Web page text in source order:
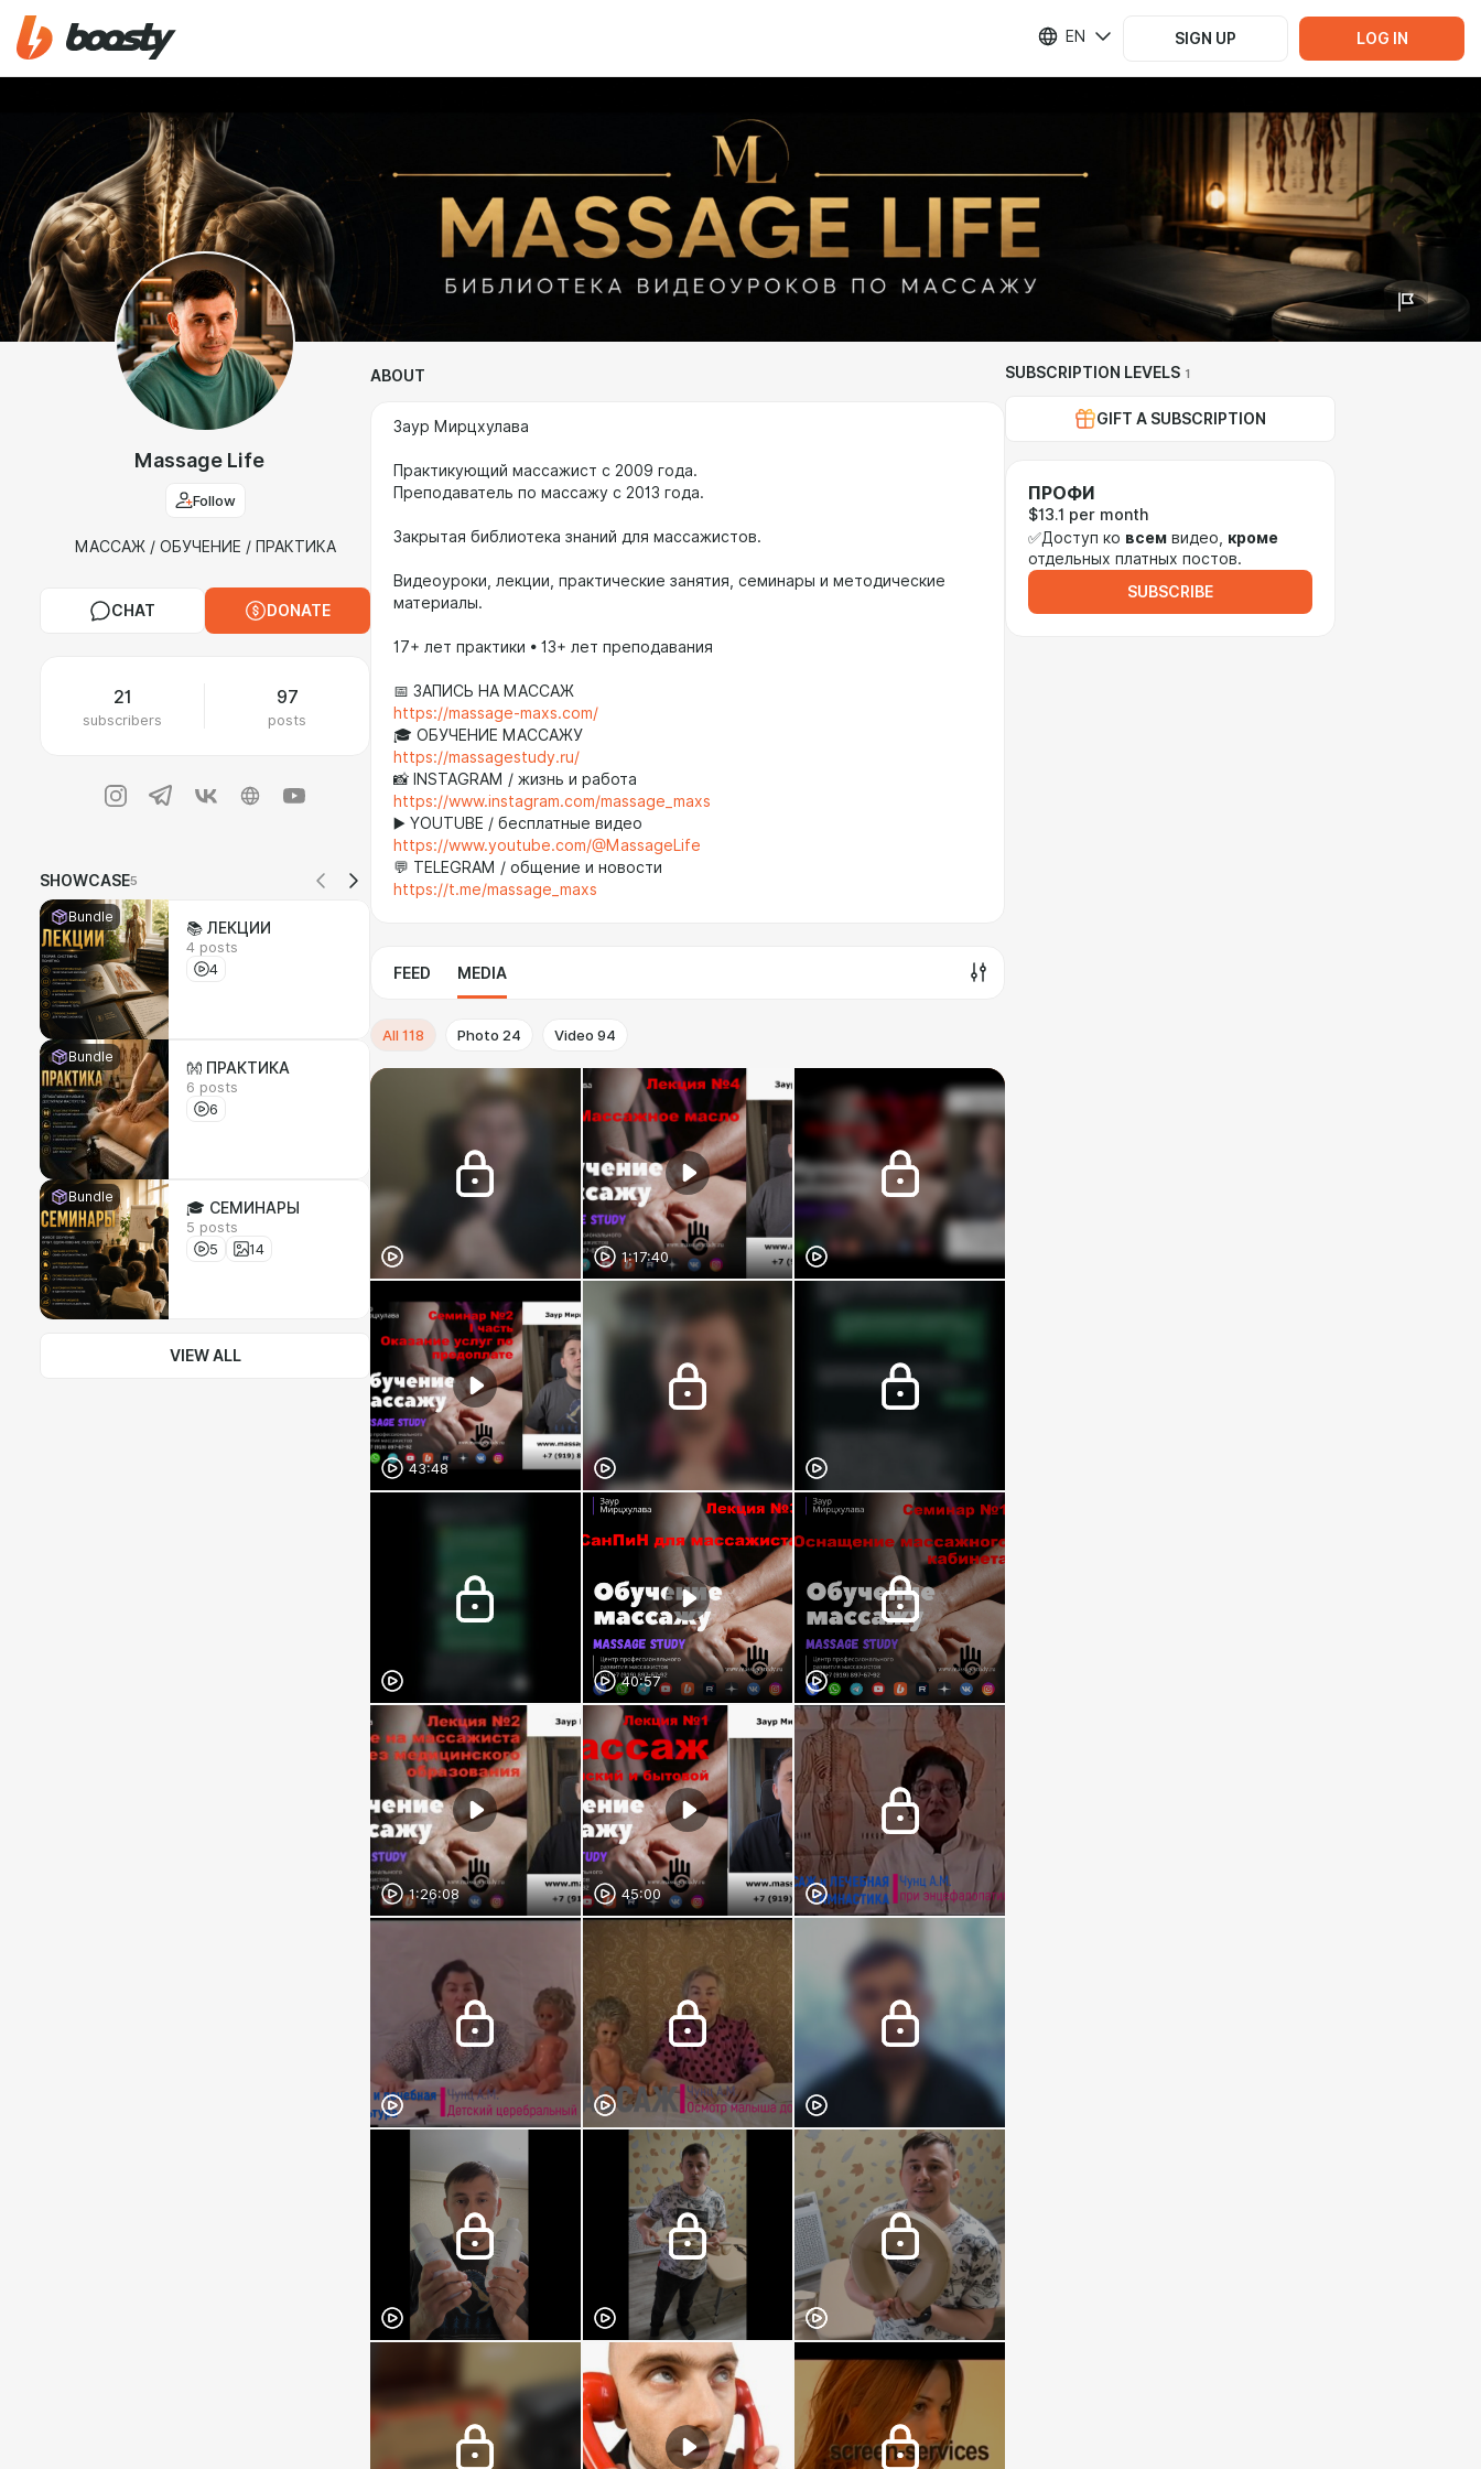
EN SIGN UP LOG IN
Massage Life
Follow
МАССАЖ / ОБУЧЕНИЕ / ПРАКТИКА
CHAT DONATE
21
subscribers
97
posts
SHOWCASE5
Bundle
📚 ЛЕКЦИИ
4 posts
4
Bundle
👐 ПРАКТИКА
6 posts
6
Bundle
🎓 СЕМИНАРЫ
5 posts
5
14
VIEW ALL
ABOUT
Заур Мирцхулава
Практикующий массажист с 2009 года.
Преподаватель по массажу с 2013 года.
Закрытая библиотека знаний для массажистов.
Видеоуроки, лекции, практические занятия, семинары и методические
материалы.
17+ лет практики • 13+ лет преподавания
📅 ЗАПИСЬ НА МАССАЖ
https://massage-maxs.com/
🎓 ОБУЧЕНИЕ МАССАЖУ
https://massagestudy.ru/
📸 INSTAGRAM / жизнь и работа
https://www.instagram.com/massage_maxs
▶️ YOUTUBE / бесплатные видео
https://www.youtube.com/@MassageLife
💬 TELEGRAM / общение и новости
https://t.me/massage_maxs
FEED MEDIA
All 118 Photo 24 Video 94
1:17:40
43:48
40:57
1:26:08 45:00
SUBSCRIPTION LEVELS 1
GIFT A SUBSCRIPTION
ПРОФИ
$13.1 per month
✅Доступ ко всем видео, кроме
отдельных платных постов.
SUBSCRIBE